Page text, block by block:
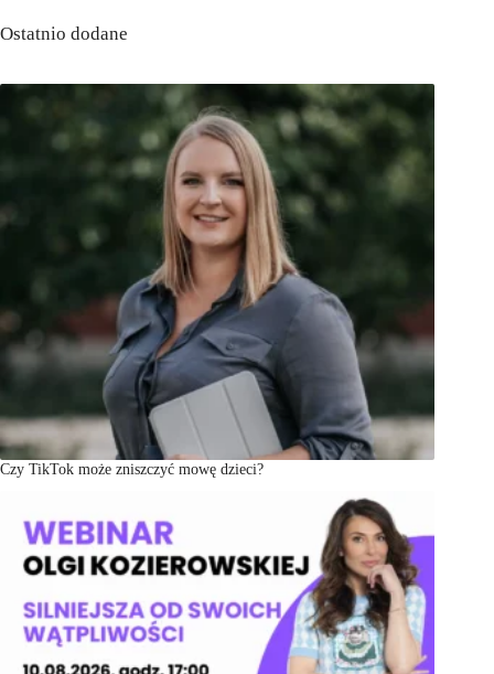
Ostatnio dodane
Czy TikTok może zniszczyć mowę dzieci?